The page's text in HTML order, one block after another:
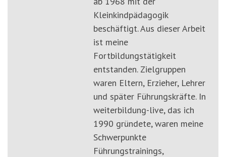
Kleinkindpädagogik
beschäftigt. Aus dieser Arbeit
ist meine
Fortbildungstätigkeit
entstanden. Zielgruppen
waren Eltern, Erzieher, Lehrer
und später Führungskräfte. In
weiterbildung-live, das ich
1990 gründete, waren meine
Schwerpunkte
Führungstrainings,